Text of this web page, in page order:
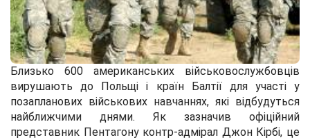
Близько 600 американських військовослужбовців
вирушають до Польщі і країн Балтії для участі у
позапланових військових навчаннях, які відбудуться
найближчими днями. Як зазначив офіційний
представник Пентагону контр-адмірал Джон Кірбі, це